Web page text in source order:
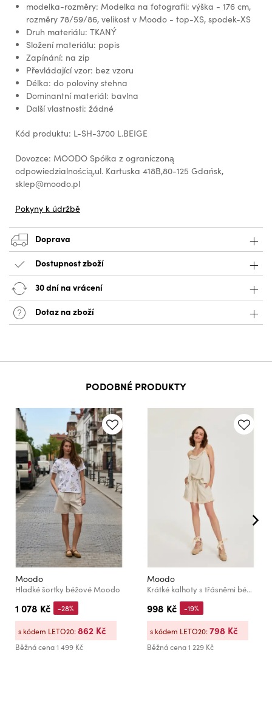
modelka-rozměry: Modelka na fotografii: výška - 176 cm,
rozměry 78/59/86, velikost v Moodo - top-XS, spodek-XS
Druh materiálu: TKANÝ
Složení materiálu: popis
Zapínání: na zip
Převládající vzor: bez vzoru
Délka: do poloviny stehna
Dominantní materiál: bavlna
Další vlastnosti: žádné
Kód produktu: L-SH-3700 L.BEIGE
Dovozce: MOODO Spółka z ograniczoną
odpowiedzialnością,ul. Kartuska 418B,80-125 Gdańsk,
sklep@moodo.pl
Pokyny k údržbě
Doprava
Dostupnost zboží
30 dní na vrácení
Dotaz na zboží
PODOBNÉ PRODUKTY
Moodo
Hladké šortky béžové Moodo
1 078 Kč
Běžná cena1 499 Kč
-28%
s kódem LETO20:862 Kč
Moodo
Krátké kalhoty s třásněmi béžové Moodo
998 Kč
Běžná cena1 229 Kč
-19%
s kódem LETO20:798 Kč